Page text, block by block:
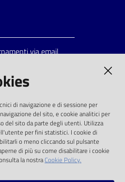
via email
dalla direttiva
e dal d.lgs. 36/2006
di navigazione e di sessione per
del sito, e cookie analitici per
del sito da parte degli utenti. Utilizza
per fini statistici. I cookie di
o meno cliccando sul pulsante
di più su come disabilitare i cookie
la nostraCookie Policy.